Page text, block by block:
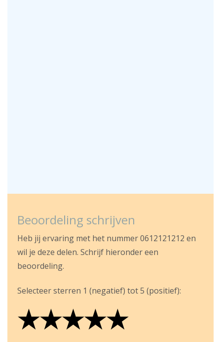
Beoordeling schrijven
Heb jij ervaring met het nummer 0612121212 en
wil je deze delen. Schrijf hieronder een
beoordeling.
Selecteer sterren 1 (negatief) tot 5 (positief):
★
★★
★★★
★★★★
★★★★★